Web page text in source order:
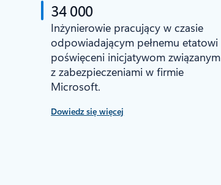
34 000
Inżynierowie pracujący w czasie
odpowiadającym pełnemu etatowi
poświęceni inicjatywom związanym
z zabezpieczeniami w firmie
Microsoft.
Dowiedz się więcej